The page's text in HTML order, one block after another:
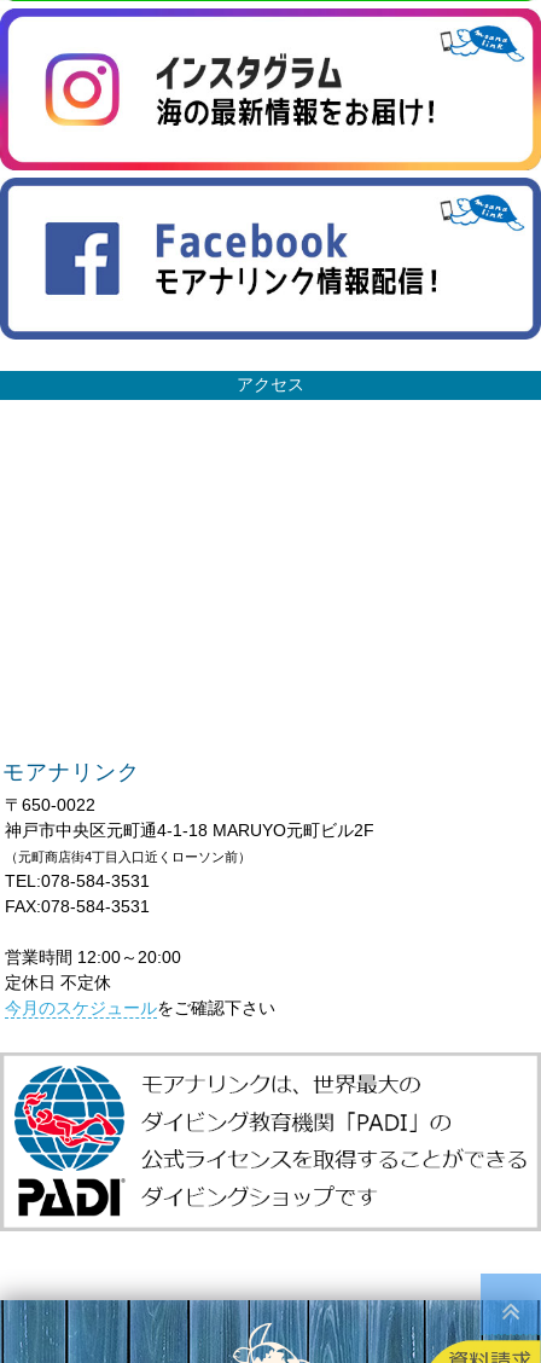
アクセス
モアナリンク
〒650-0022
神戸市中央区元町通4-1-18 MARUYO元町ビル2F
（元町商店街4丁目入口近くローソン前）
TEL:078-584-3531
FAX:078-584-3531
営業時間 12:00～20:00
定休日 不定休
今月のスケジュールをご確認下さい